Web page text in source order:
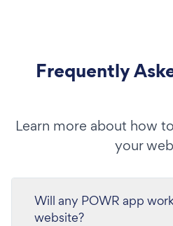
Frequently
Learn more about how
your
Will any POWR app
website?